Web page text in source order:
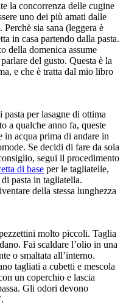
la concorrenza delle cugine
uno dei più amati dalle
sia sana (leggera è
in casa partendo dalla pasta.
della domenica assume
del gusto. Questa è la
e che è tratta dal mio libro
per lasagne di ottima
a qualche anno fa, queste
in acqua prima di andare in
Se decidi di fare da sola
segui il procedimento
di base per le tagliatelle,
pasta in tagliatella.
della stessa lunghezza
molto piccoli. Taglia
Fai scaldare l’olio in una
o smaltata all’interno.
tagliati a cubetti e mescola
un coperchio e lascia
Gli odori devono